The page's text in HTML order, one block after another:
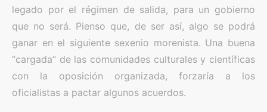
legado por el régimen de salida, para un gobierno
que no será. Pienso que, de ser así, algo se podrá
ganar en el siguiente sexenio morenista. Una buena
“cargada” de las comunidades culturales y científicas
con la oposición organizada, forzaría a los
oficialistas a pactar algunos acuerdos.